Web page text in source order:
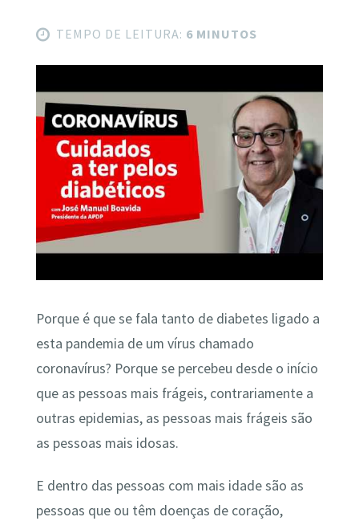
TEMPO DE LEITURA: 6 MINUTOS
Porque é que se fala tanto de diabetes ligado a
esta pandemia de um vírus chamado
coronavírus? Porque se percebeu desde o início
que as pessoas mais frágeis, contrariamente a
outras epidemias, as pessoas mais frágeis são
as pessoas mais idosas.
E dentro das pessoas com mais idade são as
pessoas que ou têm doenças de coração,